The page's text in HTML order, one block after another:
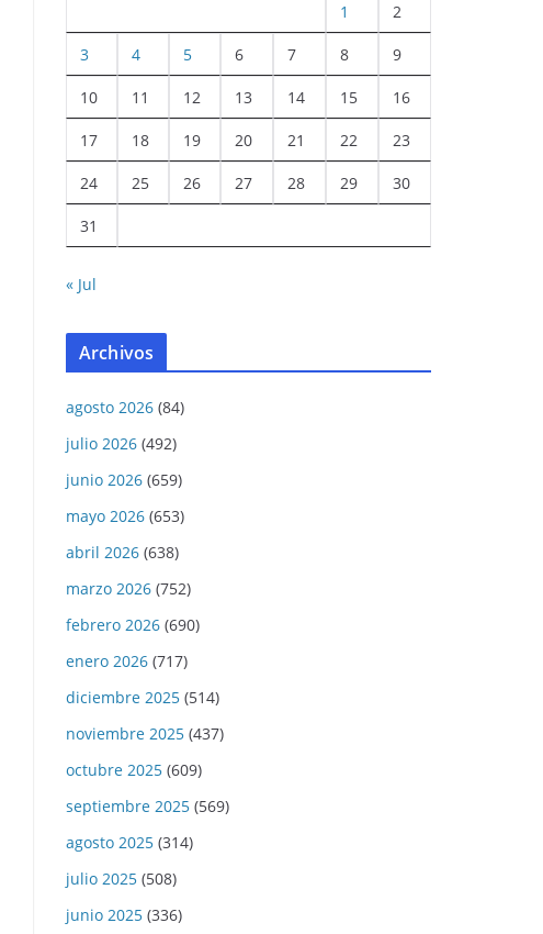
1 2
3 4 5 6 7 8 9
10 11 12 13 14 15 16
17 18 19 20 21 22 23
24 25 26 27 28 29 30
31
« Jul
Archivos
agosto 2026 (84)
julio 2026 (492)
junio 2026 (659)
mayo 2026 (653)
abril 2026 (638)
marzo 2026 (752)
febrero 2026 (690)
enero 2026 (717)
diciembre 2025 (514)
noviembre 2025 (437)
octubre 2025 (609)
septiembre 2025 (569)
agosto 2025 (314)
julio 2025 (508)
junio 2025 (336)